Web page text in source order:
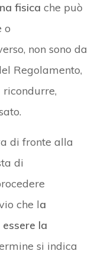
fisica che può
o
non sono da
Regolamento,
di fronte alla
di
che la
la
si indica